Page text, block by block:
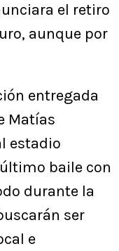
el retiro
aunque por
entregada
Matías
estadio
baile con
durante la
ser
e